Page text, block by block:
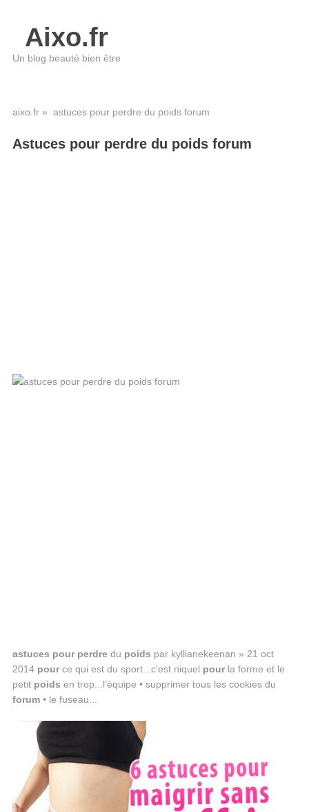
Aixo.fr
Un blog beauté bien être
aixo.fr» astuces pour perdre du poids forum
Astuces pour perdre du poids forum
astuces pour perdredu poids par kyllianekeenan » 21 oct
2014 pource qui est du sport...c'est niquel pourla forme et le
petit poids en trop...l’équipe • supprimer tous les cookies du
forum• le fuseau...